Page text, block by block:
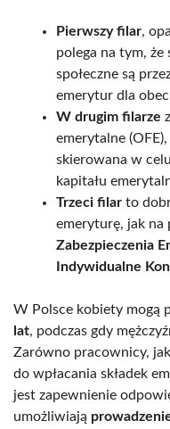
Pierwszy filar,
polega na tym, że
społeczne są
emerytur dla
W drugim filarze
emerytalne
skierowana w
kapitału
Trzeci filar to
emeryturę, jak na
Zabezpieczenia
Indywidualne
W Polsce kobiety mogą
lat, podczas gdy
Zarówno pracownicy,
do wpłacania składek
jest zapewnienie
umożliwiają